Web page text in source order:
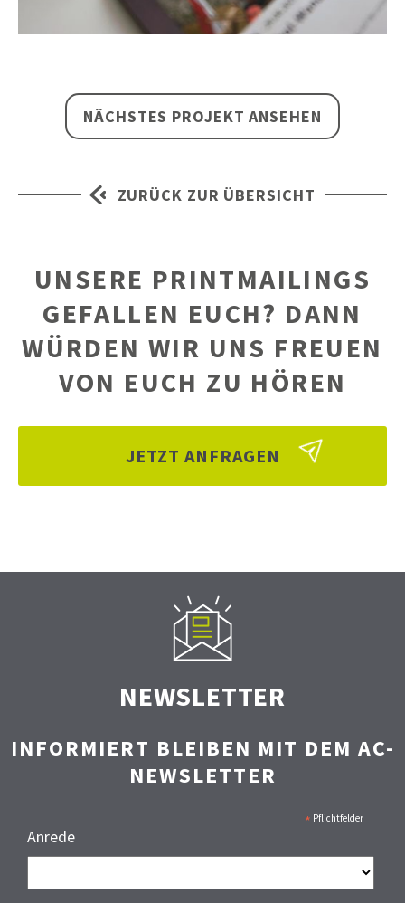
NÄCHSTES PROJEKT ANSEHEN
ZURÜCK ZUR ÜBERSICHT
UNSERE PRINTMAILINGS
GEFALLEN EUCH? DANN
WÜRDEN WIR UNS FREUEN
VON EUCH ZU HÖREN
JETZT ANFRAGEN
NEWSLETTER
INFORMIERT BLEIBEN MIT DEM AC-
NEWSLETTER
* Pflichtfelder
Anrede